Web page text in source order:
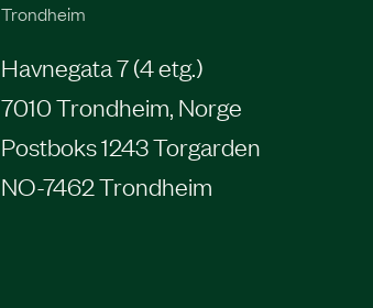
Trondheim
Havnegata 7 (4 etg.)
7010 Trondheim, Norge
Postboks 1243 Torgarden
NO-7462 Trondheim